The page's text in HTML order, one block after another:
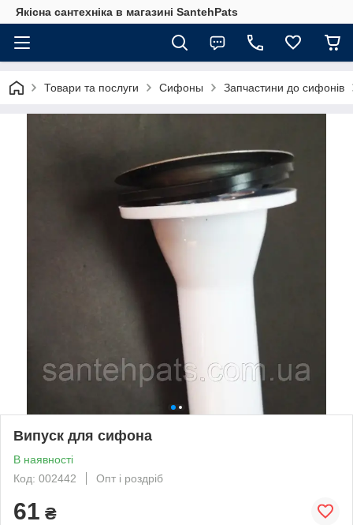
Якісна сантехніка в магазині SantehPats
Товари та послуги Сифоны Запчастини до сифонів
Випуск для сифона
В наявності
Код: 002442
Опт і роздріб
61 ₴